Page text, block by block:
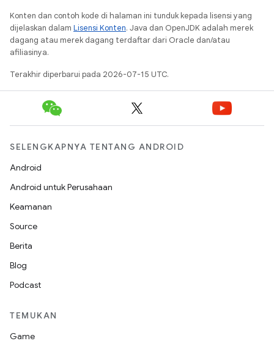
Konten dan contoh kode di halaman ini tunduk kepada lisensi yang
dijelaskan dalam Lisensi Konten. Java dan OpenJDK adalah merek
dagang atau merek dagang terdaftar dari Oracle dan/atau
afiliasinya.
Terakhir diperbarui pada 2026-07-15 UTC.
SELENGKAPNYA TENTANG ANDROID
Android
Android untuk Perusahaan
Keamanan
Source
Berita
Blog
Podcast
TEMUKAN
Game